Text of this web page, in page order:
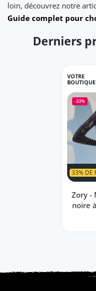
loin, découvrez notre
Guide complet pour
Derniers
VOTRE
BOUTIQUE
-33%
33% DE
Zory -
noire